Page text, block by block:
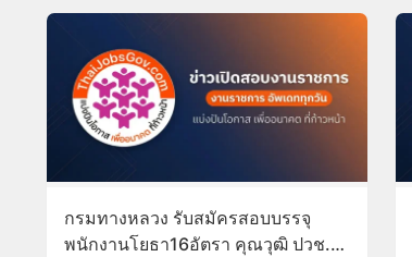
กรมทางหลวง รับสมัครสอบบรรจุ
พนักงานโยธา16อัตรา คุณวุฒิ ปวช./